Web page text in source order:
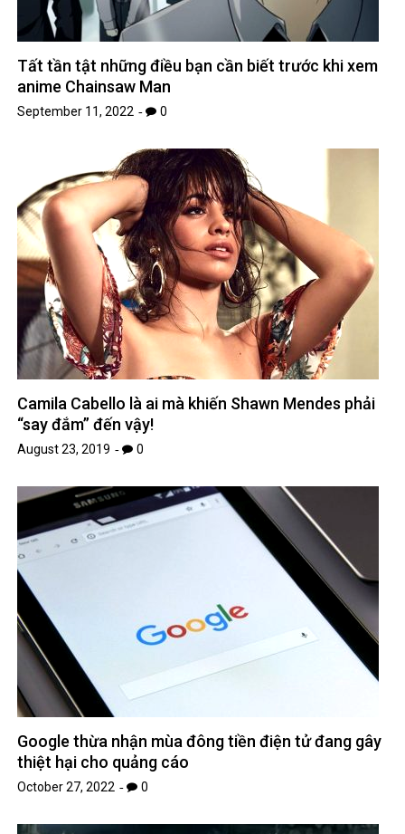
Tất tần tật những điều bạn cần biết trước khi xem
anime Chainsaw Man
September 11, 2022 0
Camila Cabello là ai mà khiến Shawn Mendes phải
“say đắm” đến vậy!
August 23, 2019 0
Google thừa nhận mùa đông tiền điện tử đang gây
thiệt hại cho quảng cáo
October 27, 2022 0